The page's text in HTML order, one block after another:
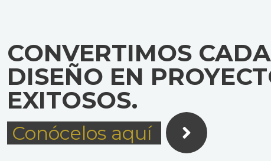
CONVERTIMOS CADA
DISEÑO EN
EXITOSOS.
Conócelos aquí